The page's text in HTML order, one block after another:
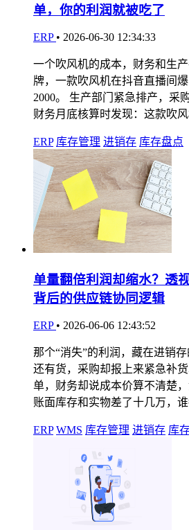
单，你的利润就被吃了
ERP • 2026-06-30 12:34:33
一个吹风机的成本，财务和生
牌，一款吹风机在抖音直播间
2000。 生产部门紧急排产，采
财务月底核算时发现：这款吹
ERP 库存管理 进销存 库存盘点
单量翻倍利润却缩水？透
背后的供应链协同逻辑
ERP • 2026-06-06 12:43:52
那个“消失”的利润，藏在进销
还有货，采购却报上来紧急补
单，财务却说成本价算不清楚
账面库存和实物差了十几万，
ERP WMS 库存管理 进销存 库